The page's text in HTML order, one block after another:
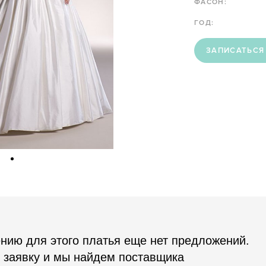
ФАСОН:
ГОД:
для этого платья еще нет предложений.
заявку и мы найдем поставщика